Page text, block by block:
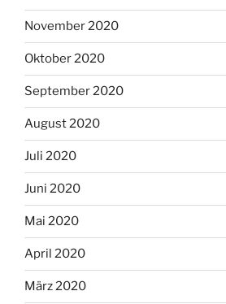
November 2020
Oktober 2020
September 2020
August 2020
Juli 2020
Juni 2020
Mai 2020
April 2020
März 2020